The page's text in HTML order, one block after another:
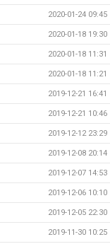
2020-01-24 09:45
2020-01-18 19:30
2020-01-18 11:31
2020-01-18 11:21
2019-12-21 16:41
2019-12-21 10:46
2019-12-12 23:29
2019-12-08 20:14
2019-12-07 14:53
2019-12-06 10:10
2019-12-05 22:30
2019-11-30 10:25